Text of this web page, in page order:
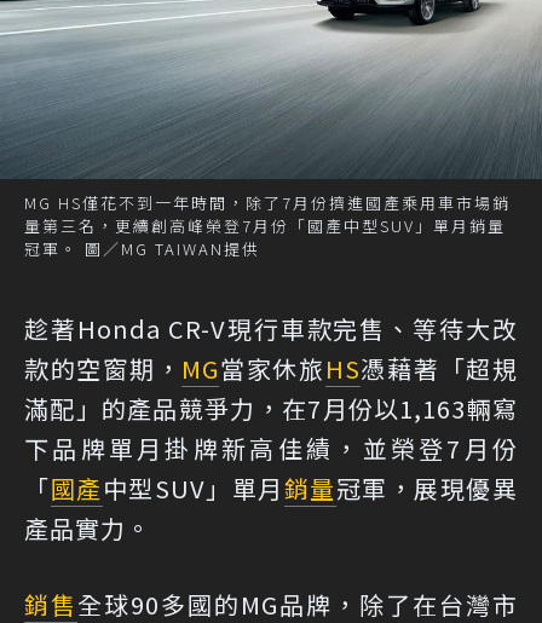
MG HS僅花不到一年時間，除了7月份擠進國產乘用車市場銷
量第三名，更續創高峰榮登7月份「國產中型SUV」單月銷量
冠軍。 圖／MG TAIWAN提供
趁著Honda CR-V現行車款完售、等待大改
款的空窗期， MG當家休旅HS憑藉著「超規
滿配」的產品競爭力，在7月份以1,163輛寫
下品牌單月掛牌新高佳績，並榮登7月份
「國產中型SUV」單月銷量冠軍，展現優異
產品實力。
銷售全球90多國的MG品牌，除了在台灣市